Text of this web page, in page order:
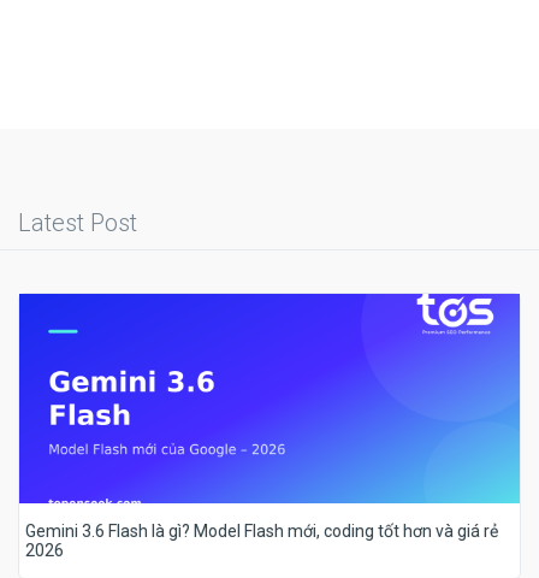
Latest Post
Gemini 3.6 Flash là gì? Model Flash mới, coding tốt hơn và giá rẻ
2026